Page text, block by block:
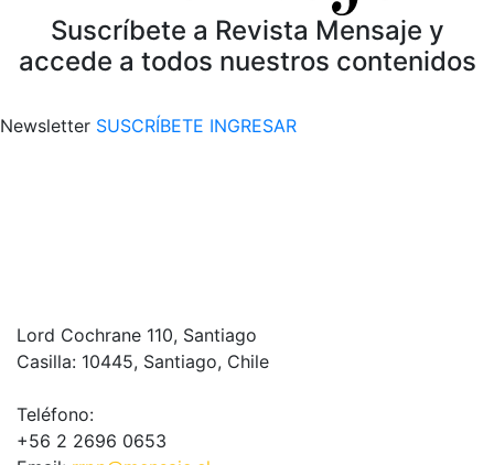
Suscríbete a Revista Mensaje y
accede a todos nuestros contenidos
Newsletter SUSCRÍBETE INGRESAR
Lord Cochrane 110, Santiago
Casilla: 10445, Santiago, Chile
Teléfono:
+56 2 2696 0653